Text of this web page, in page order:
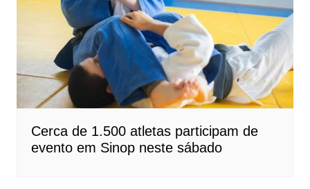
Cerca de 1.500 atletas participam de
evento em Sinop neste sábado